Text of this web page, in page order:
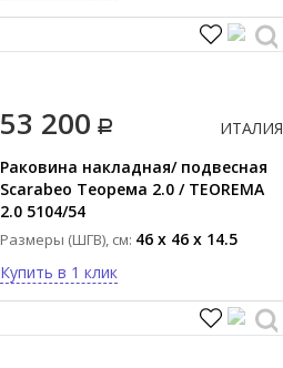
53 200
ИТАЛИЯ
Раковина накладная/ подвесная
Scarabeo Теорема 2.0 / TEOREMA
2.0 5104/54
Размеры (ШГВ), см: 46 x 46 x 14.5
Купить в 1 клик